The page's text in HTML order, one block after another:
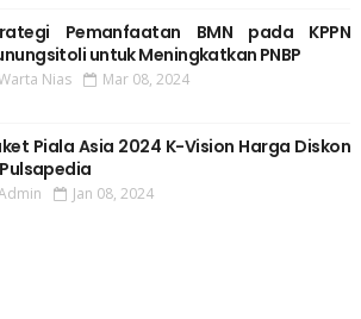
Pemanfaatan BMN pada KPPN
untuk Meningkatkan PNBP
Nias Mar 08, 2024
Piala Asia 2024 K-Vision Harga Diskon
Jan 08, 2024